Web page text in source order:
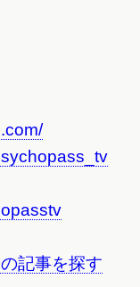
記事を探す